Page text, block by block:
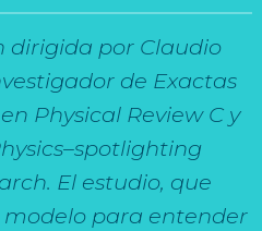
dirigida por Claudio
de Exactas
Physical Review C y
El estudio, que
para entender